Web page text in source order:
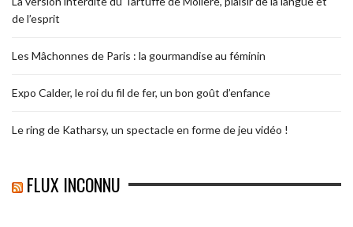
de l’esprit
Les Mâchonnes de Paris : la gourmandise au féminin
Expo Calder, le roi du fil de fer, un bon goût d’enfance
Le ring de Katharsy, un spectacle en forme de jeu vidéo !
FLUX INCONNU